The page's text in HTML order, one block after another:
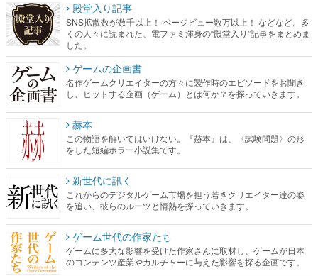
殿堂入り記事
SNS拡散数が数千以上！ ページビュー数万以上！ などなど。多
くの人々に読まれた、電ファミ渾身の“殿堂入り”記事をまとめま
した。
ゲームの企画書
名作ゲームクリエイターの方々に製作時のエピソードをお聞き
し、ヒットする企画（ゲーム）とは何か？を探っていきます。
赫本
この物語を解いてはいけない。『赫本』は、〈試験問題〉の形
をした短編ホラー小説集です。
新世代に訊く
これからのデジタルゲーム市場を担う若きクリエイター達の姿
を追い、彼らのルーツと情熱を探っていきます。
ゲーム世代の作家たち
ゲームに多大な影響を受けた作家さんに取材し、ゲームが日本
のコンテンツ産業やカルチャーに与えた影響を探る企画です。